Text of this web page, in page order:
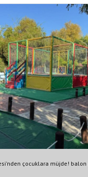
çocuklara müjde! balon